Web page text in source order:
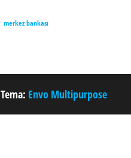
merkez bankası
Tema: Envo Multipurpose